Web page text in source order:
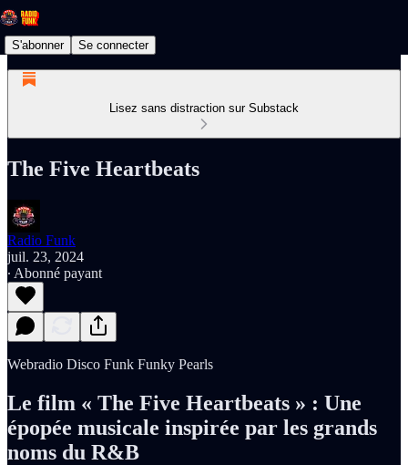
S'abonner Se connecter
Lisez sans distraction sur Substack
The Five Heartbeats
Radio Funk
juil. 23, 2024
∙ Abonné payant
Webradio Disco Funk Funky Pearls
Le film « The Five Heartbeats » : Une
épopée musicale inspirée par les grands
noms du R&B